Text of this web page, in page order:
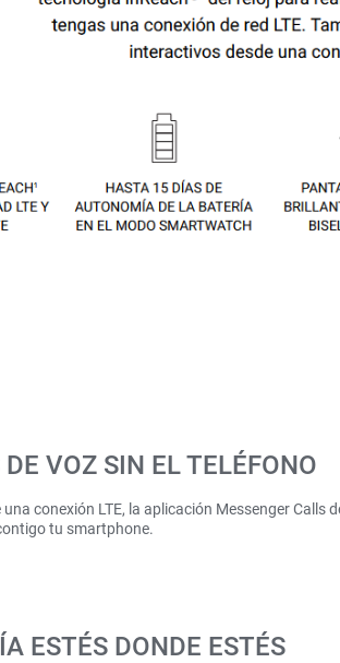
VOZ SIN EL TELÉFONO
conexión LTE, la aplicación Messenger
tu smartphone.
ESTÉS DONDE ESTÉS